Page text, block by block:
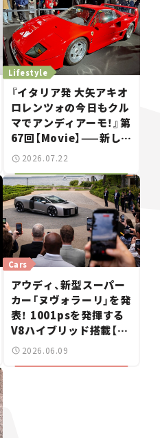
Lifestyle
『イタリア発 大矢アキオ
ロレンツォの今日もクル
マでアンディアーモ！』第
67回【Movie】——新しい
スーパーカーショーで起
2026.07.22
Cars
アウディ、新型スーパー
カー「ヌヴォラーリ」を発
表！ 1001psを発揮する
V8ハイブリッド搭載【新
車ニュース】
2026.06.09